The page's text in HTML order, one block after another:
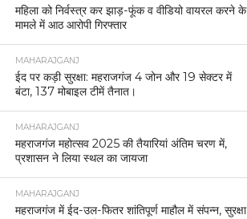
महिला को निर्वस्त्र कर झाड़-फूंक व वीडियो वायरल करने के
मामले में आठ आरोपी गिरफ्तार
MAHARAJGANJ
ईद पर कड़ी सुरक्षा: महराजगंज 4 जोन और 19 सेक्टर में
बंटा, 137 मोबाइल टीमें तैनात।
MAHARAJGANJ
महराजगंज महोत्सव 2025 की तैयारियां अंतिम चरण में,
प्रशासन ने लिया स्थल का जायजा
MAHARAJGANJ
महराजगंज में ईद-उल-फितर शांतिपूर्ण माहौल में संपन्न, सुरक्षा